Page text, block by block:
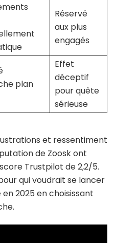
Réservé
aux plus
engagés
plan
Effet
déceptif
pour quête
sérieuse
et ressentiment
de Zoosk ont
Trustpilot de 2,2/5.
qui voudrait se lancer
2025 en choisissant